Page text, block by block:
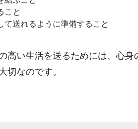
こと
送れるように準備すること
高い生活を送るためには、心
切なのです。